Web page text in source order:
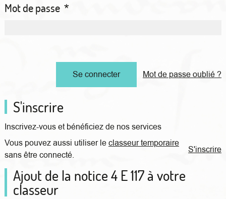
Mot de passe *
Mot de passe oublié ?
S'inscrire
Inscrivez-vous et bénéficiez de nos services
S'inscrire
Vous pouvez aussi utiliser leclasseur temporaire
sans être connecté.
Ajout de la notice 4 E 117 à votre
classeur